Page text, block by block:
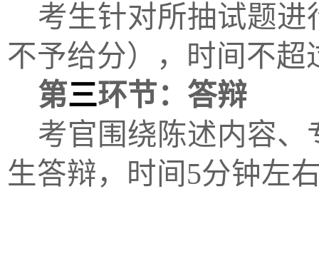
考生针对所抽试题进
不予给分），时间不超
第三环节：答辩
考官 围绕陈述内容、
生答辩，时间5分钟左